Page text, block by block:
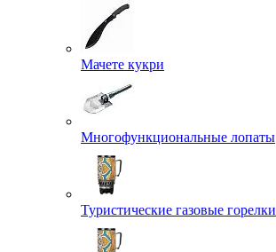
Мачете кукри
Многофункциональные лопаты
Туристические газовые горелки